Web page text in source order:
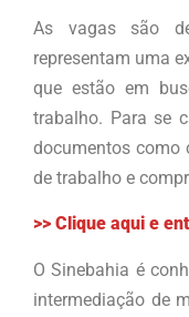
As vagas são
representam uma
que estão em
trabalho. Para se
documentos como
de trabalho e
>> Clique aqui e
O Sinebahia é
intermediação de